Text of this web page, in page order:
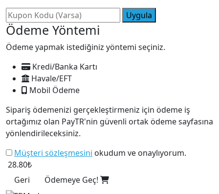
Uygula
Ödeme Yöntemi
Ödeme yapmak istediğiniz yöntemi seçiniz.
Kredi/Banka Kartı
Havale/EFT
Mobil Ödeme
Sipariş ödemenizi gerçekleştirmeniz için ödeme iş
ortağımız olan PayTR'nin güvenli ortak ödeme sayfasına
yönlendirileceksiniz.
Müşteri sözleşmesini okudum ve onaylıyorum.
28.80₺
Geri
Ödemeye Geç!